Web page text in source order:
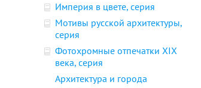
Империя в цвете, серия
Мотивы русской архитектуры,
серия
Фотохромные отпечатки XIX
века, серия
Архитектура и города